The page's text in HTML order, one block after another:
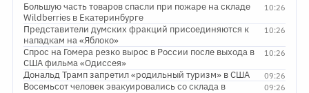
10:26
Большую часть товаров спасли при пожаре на складе
Wildberries в Екатеринбурге
10:26
Представители думских фракций присоединяются к
нападкам на «Яблоко»
10:26
Спрос на Гомера резко вырос в России после выхода в
США фильма «Одиссея»
09:26
Дональд Трамп запретил «родильный туризм» в США
09:26
Восемьсот человек эвакуировались со склада в